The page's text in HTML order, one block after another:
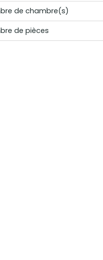
de chambre(s)
de pièces